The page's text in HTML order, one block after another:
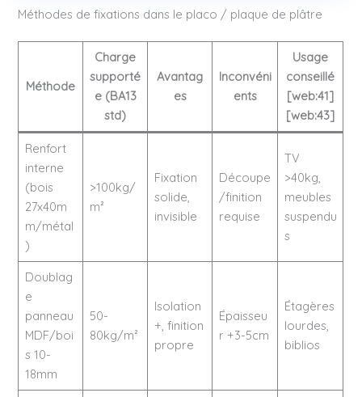
Méthodes de fixations dans le placo / plaque de plâtre
Méthode
Charge
supporté
e (BA13
std)
Avantag
es
Inconvéni
ents
Usage
conseillé
[web:41]
[web:43]
Renfort
interne
(bois
27x40m
m/métal
)
>100kg/
m²
Fixation
solide,
invisible
Découpe
/finition
requise
TV
>40kg,
meubles
suspendu
s
Doublag
e
panneau
MDF/boi
s 10-
18mm
50-
80kg/m²
Isolation
+, finition
propre
Épaisseu
r +3-5cm
Étagères
lourdes,
biblios